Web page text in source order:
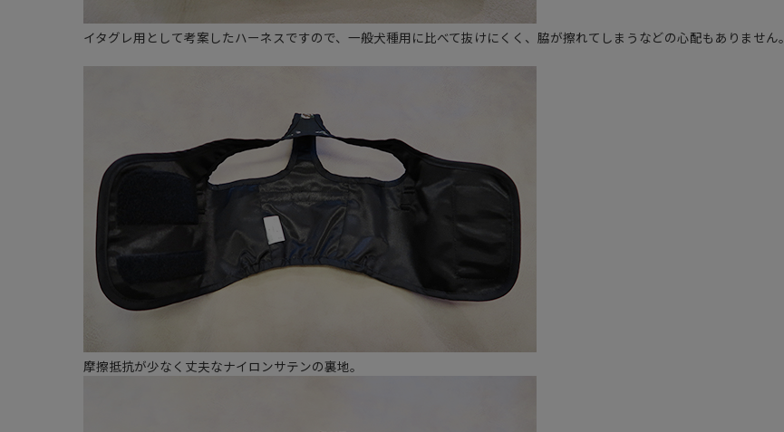
イタグレ用として考案したハーネスですので、一般犬種用に比べて抜けにくく、脇が擦れてしまうなどの心配もありません。
摩擦抵抗が少なく丈夫なナイロンサテンの裏地。